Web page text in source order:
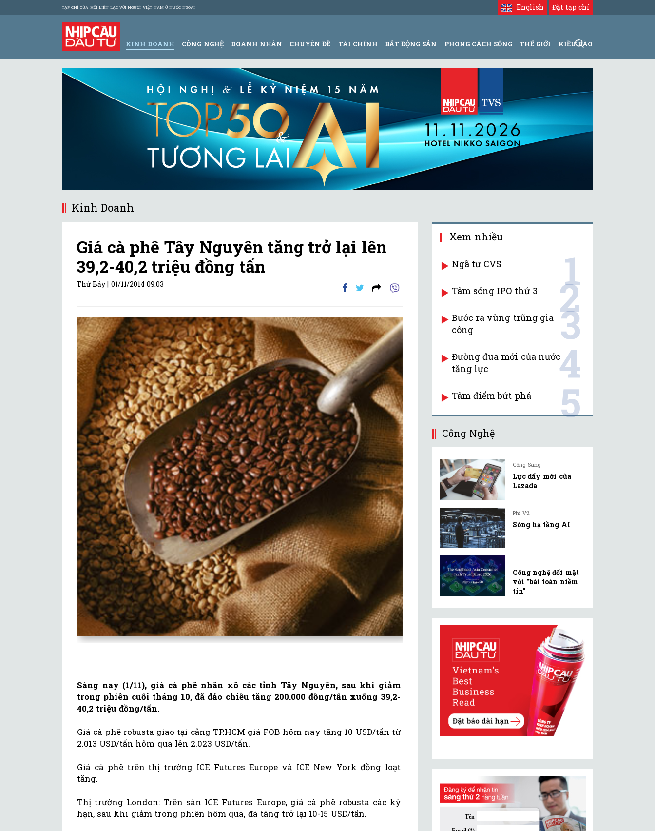
TẠP CHÍ CỦA HỘI LIÊN LẠC VỚI NGƯỜI VIỆT NAM Ở NƯỚC NGOÀI Đặt tạp chí
English
KINH DOANH CÔNG NGHỆ DOANH NHÂN CHUYÊN ĐỀ TÀI CHÍNH BẤT ĐỘNG SẢN PHONG CÁCH SỐNG THẾ GIỚI KIỀU BÀO
Kinh Doanh
Giá cà phê Tây Nguyên tăng trở lại lên
39,2-40,2 triệu đồng tấn
Thứ Bảy | 01/11/2014 09:03
Sáng nay (1/11), giá cà phê nhân xô các tỉnh Tây Nguyên, sau khi giảm
trong phiên cuối tháng 10, đã đảo chiều tăng 200.000 đồng/tấn xuống 39,2-
40,2 triệu đồng/tấn.
Giá cà phê robusta giao tại cảng TP.HCM giá FOB hôm nay tăng 10 USD/tấn từ
2.013 USD/tấn hôm qua lên 2.023 USD/tấn.
Giá cà phê trên thị trường ICE Futures Europe và ICE New York đồng loạt
tăng.
Thị trường London: Trên sàn ICE Futures Europe, giá cà phê robusta các kỳ
hạn, sau khi giảm trong phiên hôm qua, đã tăng trở lại 10-15 USD/tấn.
Xem nhiều
Ngã tư CVS 1
Tâm sóng IPO thứ 3 2
Bước ra vùng trũng gia
công
3
Đường đua mới của nước
tăng lực
4
Tâm điểm bứt phá 5
Công Nghệ
Công Sang
Lực đẩy mới của
Lazada
Phi Vũ
Sóng hạ tầng AI
Công nghệ đối mặt
với "bài toán niềm
tin"